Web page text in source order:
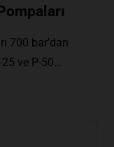
700 bar’dan
ve P-50…